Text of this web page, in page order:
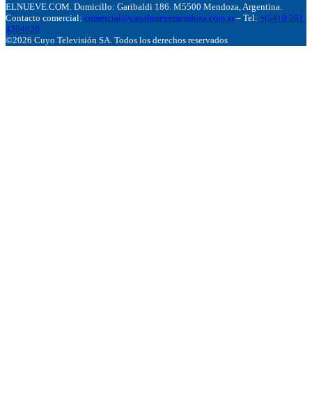
ELNUEVE.COM. Domicillo: Garibaldi 186. M5500 Mendoza, Argentina.
Contacto comercial: comercial@canalnuevemendoza.com.ar – Tel: +(54) 9 261
4204020
©2026 Cuyo Televisión SA. Todos los derechos reservados